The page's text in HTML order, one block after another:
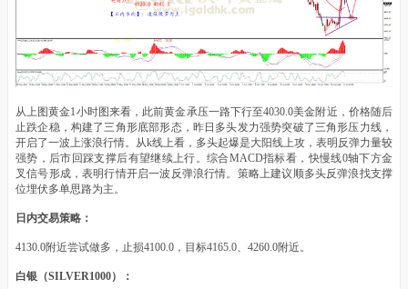
从上图黄金1小时图来看，此前黄金承压一路下行至4030.0美金附近，价格随后
止跌企稳，构建了三角形底部形态，昨日多头发力强势突破了三角形压力线，
开启了一波上涨浪行情。从k线上看，多头起爆是大阳线上攻，表明反弹力量较
强势，后市回踩支撑后有望继续上行。综合MACD指标看，快慢线0轴下方金
叉信号形成，表明行情开启一波反弹浪行情。策略上建议顺多头反弹浪找支撑
位埋伏多单思路为主。
日内交易策略：
4130.0附近尝试做多，止损4100.0，目标4165.0、4260.0附近。
白银（SILVER1000）：